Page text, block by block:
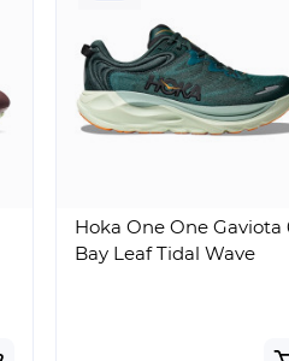
Hoka One One Gaviota
Bay Leaf Tidal Wave